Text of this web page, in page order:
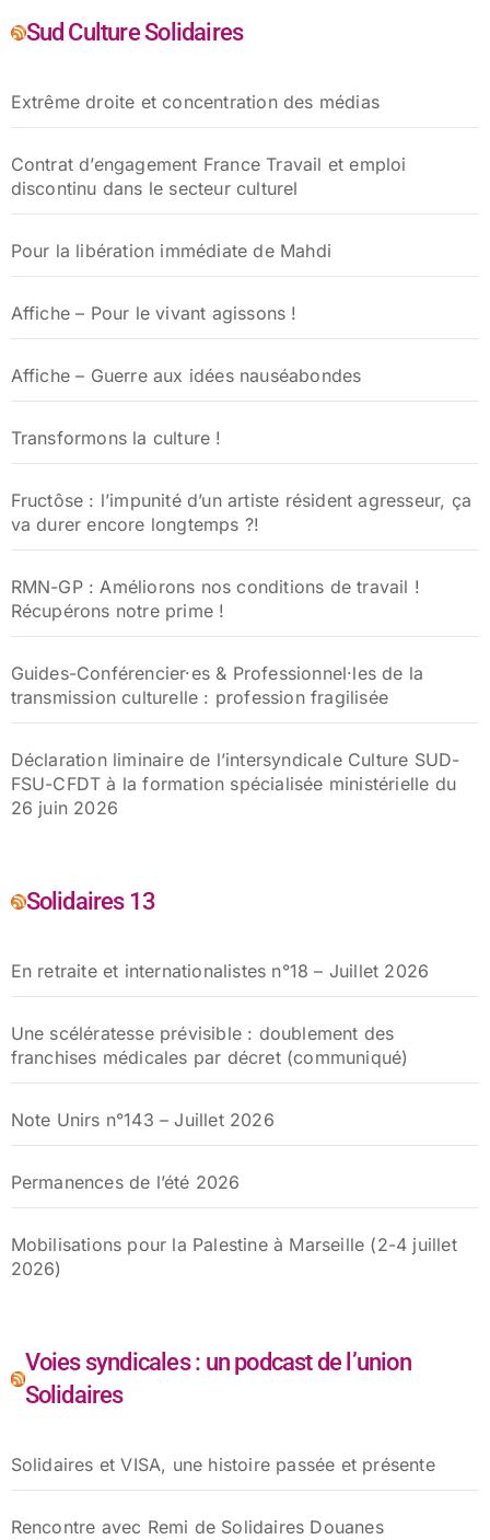
Sud Culture Solidaires
Extrême droite et concentration des médias
Contrat d’engagement France Travail et emploi
discontinu dans le secteur culturel
Pour la libération immédiate de Mahdi
Affiche – Pour le vivant agissons !
Affiche – Guerre aux idées nauséabondes
Transformons la culture !
Fructôse : l’impunité d’un artiste résident agresseur, ça
va durer encore longtemps ?!
RMN-GP : Améliorons nos conditions de travail !
Récupérons notre prime !
Guides-Conférencier·es & Professionnel·les de la
transmission culturelle : profession fragilisée
Déclaration liminaire de l’intersyndicale Culture SUD-
FSU-CFDT à la formation spécialisée ministérielle du
26 juin 2026
Solidaires 13
En retraite et internationalistes n°18 – Juillet 2026
Une scélératesse prévisible : doublement des
franchises médicales par décret (communiqué)
Note Unirs n°143 – Juillet 2026
Permanences de l’été 2026
Mobilisations pour la Palestine à Marseille (2-4 juillet
2026)
Voies syndicales : un podcast de l’union
Solidaires
Solidaires et VISA, une histoire passée et présente
Rencontre avec Remi de Solidaires Douanes